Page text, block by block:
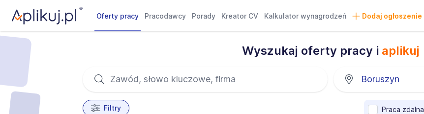
Oferty pracy Pracodawcy Porady Kreator CV Kalkulator wynagrodzeń Dodaj ogłoszenie
Wyszukaj oferty pracy i aplikuj
Filtry Praca zdalna